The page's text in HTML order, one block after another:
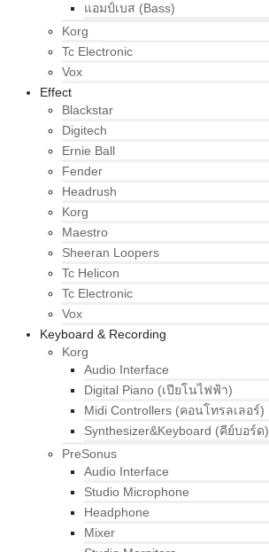
แอมป์เบส (Bass)
Korg
Tc Electronic
Vox
Effect
Blackstar
Digitech
Ernie Ball
Fender
Headrush
Korg
Maestro
Sheeran Loopers
Tc Helicon
Tc Electronic
Vox
Keyboard & Recording
Korg
Audio Interface
Digital Piano (เปียโนไฟฟ้า)
Midi Controllers (คอนโทรลเลอร์)
Synthesizer&Keyboard (คีย์บอร์ด)
PreSonus
Audio Interface
Studio Microphone
Headphone
Mixer